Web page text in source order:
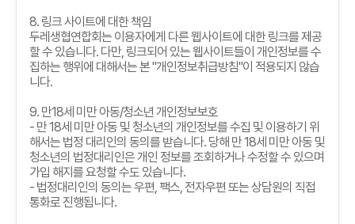
8. 링크 사이트에 대한 책임
두레생협연합회는 이용자에게 다른 웹사이트에 대한 링크를 제공
할 수 있습니다. 다만, 링크되어 있는 웹사이트들이 개인정보를 수
집하는 행위에 대해서는 본"개인정보취급방침"이 적용되지 않습
니다.
9. 만18세 미만 아동/청소년 개인정보보호
- 만18세 미만 아동 및 청소년의 개인정보를 수집 및 이용하기 위
해서는 법정 대리인의 동의를 받습니다. 당해 만18세 미만 아동 및
청소년의 법정대리인은 개인 정보를 조회하거나 수정할 수 있으며
가입 해지를 요청할 수도 있습니다.
- 법정대리인의 동의는 우편, 팩스, 전자우편 또는 상담원의 직접
통화로 진행됩니다.